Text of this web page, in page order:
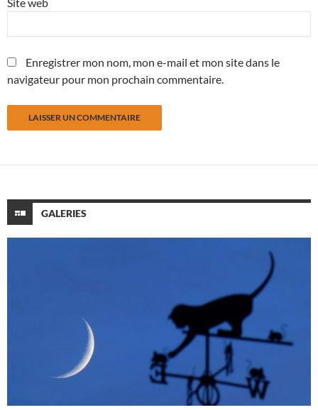
Enregistrer mon nom, mon e-mail et mon site dans le
navigateur pour mon prochain commentaire.
GALERIES